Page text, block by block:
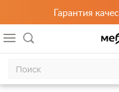
Гарантия